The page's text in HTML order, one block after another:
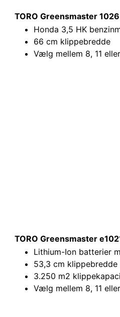
TORO Greensmaster 1026
Honda 3,5 HK
66 cm klippebredde
Vælg mellem 8, 11
TORO Greensmaster
Lithium-Ion batterier
53,3 cm klippebredde
3.250 m2
Vælg mellem 8, 11